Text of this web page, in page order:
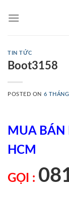
TIN TỨC
Boot3158
POSTED ON 6
MUA BÁN
HCM
GỌI :